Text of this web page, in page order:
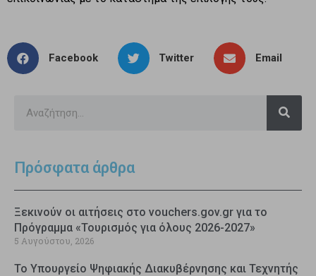
Facebook Twitter Email
Πρόσφατα άρθρα
Ξεκινούν οι αιτήσεις στο vouchers.gov.gr για το
Πρόγραμμα «Τουρισμός για όλους 2026-2027»
5 Αυγούστου, 2026
Το Υπουργείο Ψηφιακής Διακυβέρνησης και Τεχνητής